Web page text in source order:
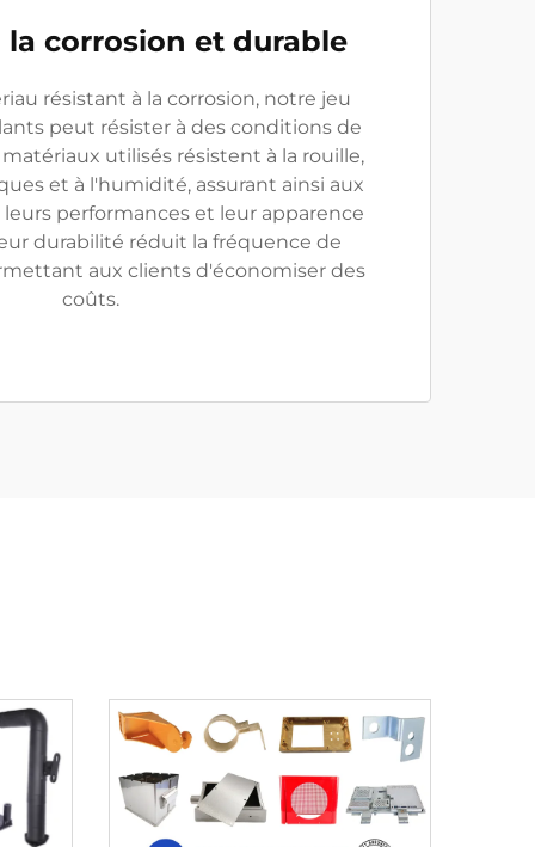
la corrosion et durable
résistant à la corrosion, notre jeu
peut résister à des conditions de
utilisés résistent à la rouille,
et à l'humidité, assurant ainsi aux
performances et leur apparence
durabilité réduit la fréquence de
aux clients d'économiser des
coûts.